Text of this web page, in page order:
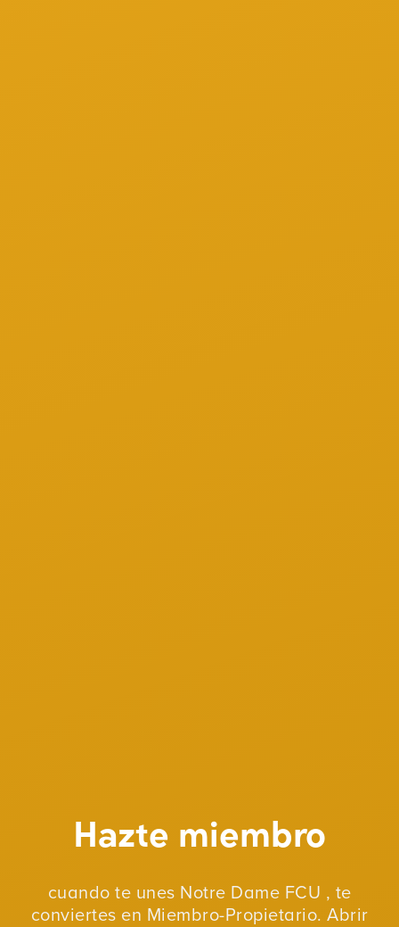
Hazte miembro
cuando te unes Notre Dame FCU , te
conviertes en Miembro-Propietario. Abrir